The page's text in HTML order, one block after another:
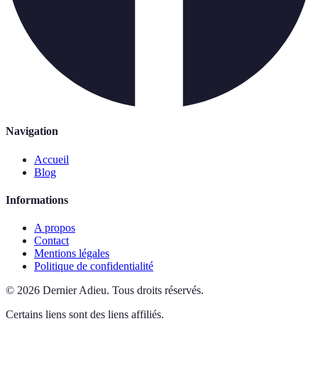
Navigation
Accueil
Blog
Informations
A propos
Contact
Mentions légales
Politique de confidentialité
© 2026 Dernier Adieu. Tous droits réservés.
Certains liens sont des liens affiliés.